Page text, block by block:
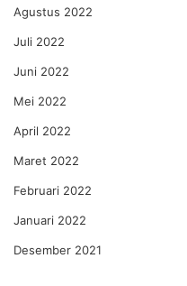
Agustus 2022
Juli 2022
Juni 2022
Mei 2022
April 2022
Maret 2022
Februari 2022
Januari 2022
Desember 2021